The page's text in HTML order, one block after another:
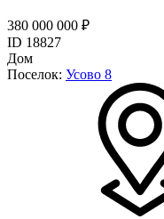
380 000 000 ₽
ID 18827
Дом
Поселок: Усово 8